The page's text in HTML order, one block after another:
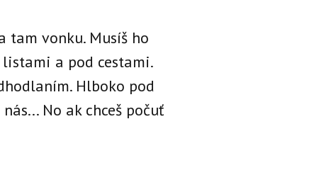
tam vonku. Musíš ho
listami a pod cestami.
Hlboko pod
No ak chceš počuť